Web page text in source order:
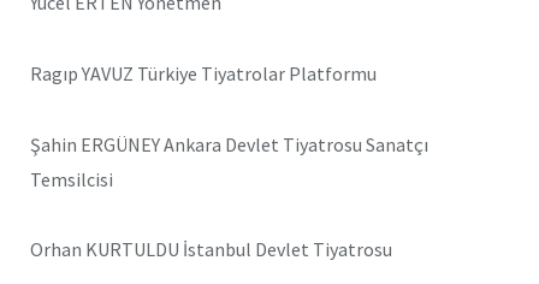
Ragıp YAVUZ Türkiye Tiyatrolar Platformu
Şahin ERGÜNEY Ankara Devlet Tiyatrosu Sanatçı
Temsilcisi
Orhan KURTULDU İstanbul Devlet Tiyatrosu